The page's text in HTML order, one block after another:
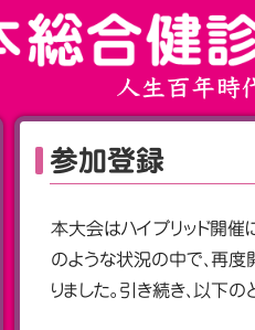
参加登録
本大会はハイブリッド開催
のような状況の中で、再
りました。引き続き、以下の